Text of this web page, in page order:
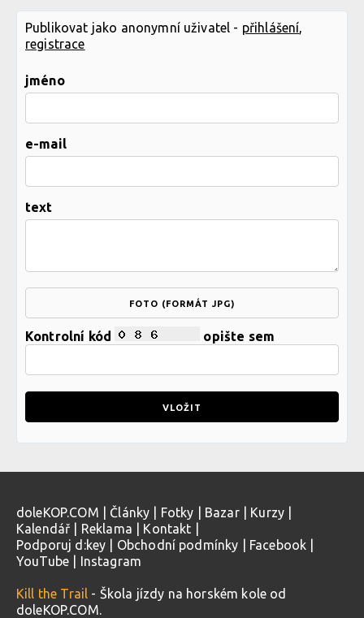
Publikovat jako anonymní uživatel - přihlášení
registrace
jméno
e-mail
text
FOTO (FORMÁT JPG)
Kontrolní kód opište sem
doleKOP.COM Články Fotky Bazar| Kurzy
Kalendář
Reklama Kontakt
Podporuj d:key
Obchodní podmínky Facebook
YouTube
Instagram
Kill the Trail - Škola jízdy na horském kole od
doleKOP.COM.